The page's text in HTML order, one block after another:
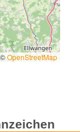
©OpenStreetMap